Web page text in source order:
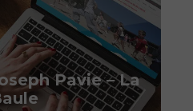
Pavie – La